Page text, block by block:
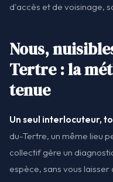
d'accès et de voisinage,
Nous,
Tertre : la
tenue
Un seul interlocuteur,
du-Tertre, un même lieu
collectif gère un
espèce, sans vous